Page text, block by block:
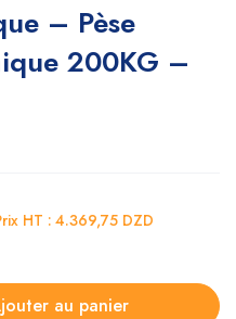
– Pèse
200KG –
HT :4.369,75 DZD
au panier